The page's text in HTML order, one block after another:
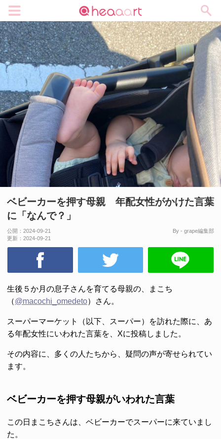
ベビーカーを押す母親 年配女性がかけた言葉
に「なんで？」
公開： 2024-09-21
更新： 2024-09-21
By - grape編集部
生後５か月の息子さんを育てる母親の、まこち
（@macochi_omedeto）さん。
スーパーマーケット（以下、スーパー）を訪れた際に、あ
る年配女性にいわれた言葉を、Xに投稿しました。
その内容に、多くの人たちから、疑問の声が寄せられてい
ます。
ベビーカーを押す母親がいわれた言葉
この日まこちさんは、ベビーカーでスーパーに来ていまし
た。